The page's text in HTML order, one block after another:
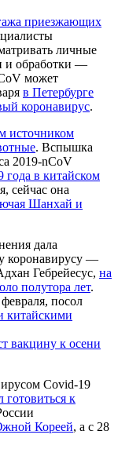
приезжающих
личные
и обработки —
может
в Петербурге
коронавирус.
источником
. Вспышка
2019-nCoV
года в китайском
сейчас она
Шанхай и
дала
коронавирусу —
Гебрейесус, на
полутора лет.
посол
китайскими
вакцину к осени
Covid-19
к
Кореей, а с 28